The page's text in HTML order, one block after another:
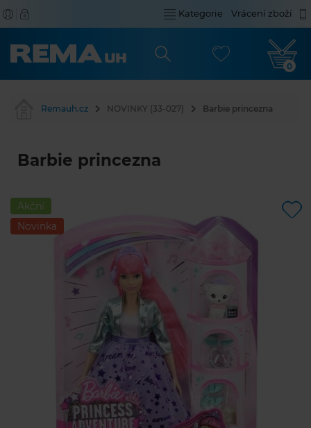
Kategorie Vrácení zboží
0
Remauh.cz NOVINKY (33-027) Barbie princezna
Barbie princezna
Akční
Novinka